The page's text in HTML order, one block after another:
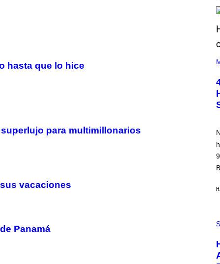
hasta que lo hice
para multimillonarios
vacaciones
Panamá
P
T
O
B
Y
L
A
N
A
L
G
A
I
C
O
H
O
:
I